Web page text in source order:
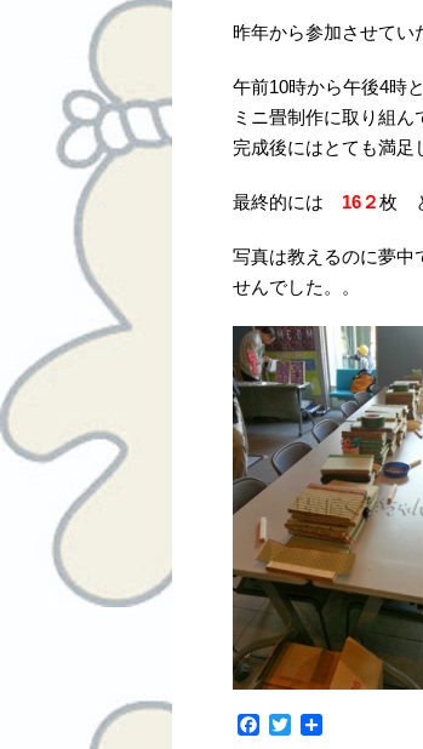
昨年から参加させてい
午前10時から午後4時
ミニ畳制作に取り組ん
完成後にはとても満
最終的には 16２枚
写真は教えるのに夢中
せんでした。。